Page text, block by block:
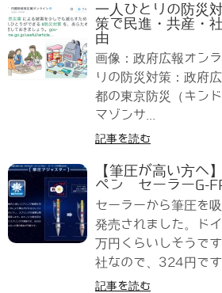
一人ひとりの防災
策で民進・共産・
由
画像：政府広報オン
りの防災対策：政府
都の東京防災（キン
マゾンサ...
記事を読む
【筆圧が高い方へ
ペン セーラーG-
セーラーから筆圧を
発売されました。ド
万円くらいしそうで
社なので、324円です
記事を読む